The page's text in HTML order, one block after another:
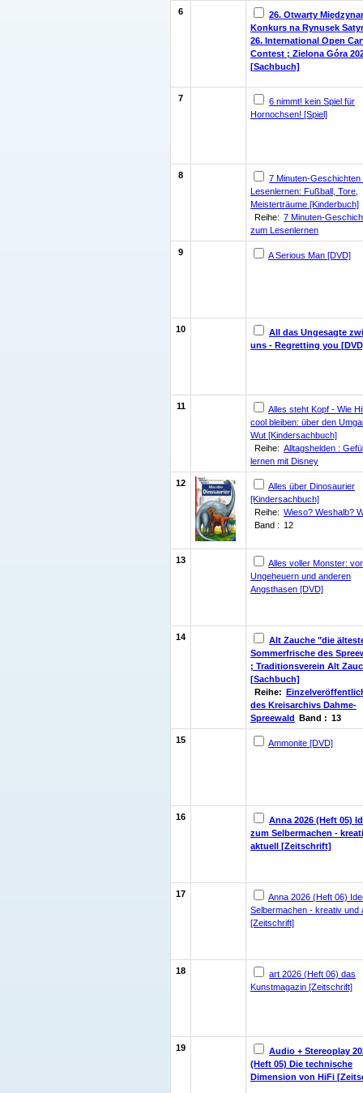
6
26. Otwarty
Konkurs na Rynusek
26. International Open
Contest ; Zielona Góra
[Sachbuch]
7
6 nimmt! kein Spiel für
Hornochsen! [Spiel]
8
7 Minuten-Geschichten
Lesenlernen: Fußball, Tore,
Meisterträume [Kinderbuch]
Reihe: 7 Minuten-
zum Lesenlernen
9 A Serious Man [DVD]
10
All das Ungesagte
uns - Regretting you
11
Alles steht Kopf - Wie
cool bleiben: über den
Wut [Kindersachbuch]
Reihe: Alltagshelden :
lernen mit Disney
12
Alles über Dinosaurier
[Kindersachbuch]
Reihe: Wieso? Weshalb?
Band : 12
13
Alles voller Monster:
Ungeheuern und anderen
Angsthasen [DVD]
14
Alt Zauche "die
Sommerfrische des
; Traditionsverein Alt
[Sachbuch]
Reihe:
des Kreisarchivs Dahme-
Spreewald Band : 13
15 Ammonite [DVD]
16
Anna 2026 (Heft 05)
zum Selbermachen -
aktuell [Zeitschrift]
17
Anna 2026 (Heft 06)
Selbermachen - kreativ und
[Zeitschrift]
18
art 2026 (Heft 06) das
Kunstmagazin [Zeitschrift]
19
Audio + Stereoplay
(Heft 05) Die technische
Dimension von HiFi